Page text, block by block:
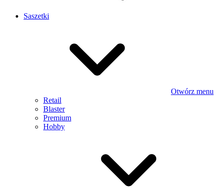
Saszetki
Otwórz menu
Retail
Blaster
Premium
Hobby